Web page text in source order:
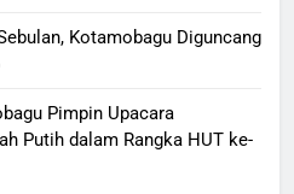
Kotamobagu Diguncang
Pimpin Upacara
Putih dalam Rangka HUT ke-